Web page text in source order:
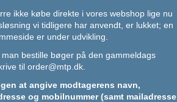
ikke købe direkte i vores webshop lige nu
vi tidligere har anvendt, er lukket; en
er under udvikling.
man bestille bøger på den gammeldags
til order@mtp.dk.
at angive modtagerens navn,
og mobilnummer (samt mailadresse